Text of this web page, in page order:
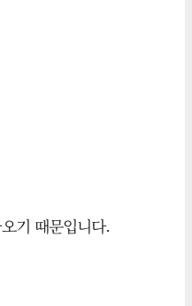
기 때문입니다.